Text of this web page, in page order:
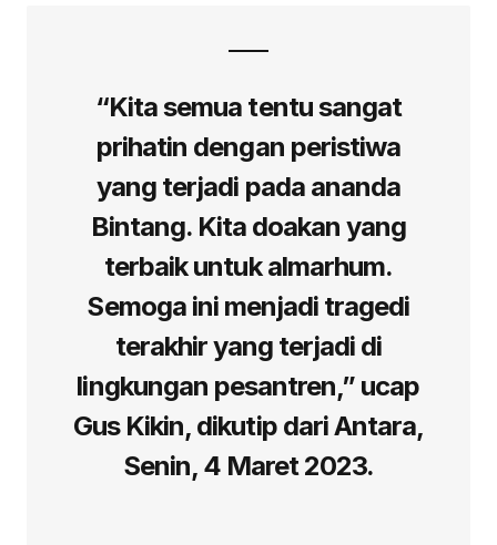
“Kita semua tentu sangat
prihatin dengan peristiwa
yang terjadi pada ananda
Bintang. Kita doakan yang
terbaik untuk almarhum.
Semoga ini menjadi tragedi
terakhir yang terjadi di
lingkungan pesantren,” ucap
Gus Kikin, dikutip dari Antara,
Senin, 4 Maret 2023.